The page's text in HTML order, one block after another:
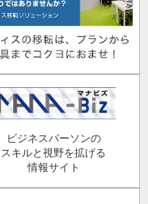
ビジネスパーソンの
スキルと視野を拡げる
情報サイト